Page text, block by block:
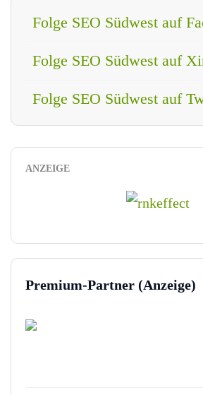
Folge SEO Südwest auf
Folge SEO Südwest auf
Folge SEO Südwest auf
ANZEIGE
Premium-Partner (Anzeige)